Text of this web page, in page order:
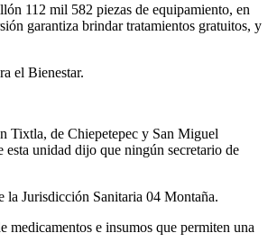
112 mil 582 piezas de equipamiento, en
garantiza brindar tratamientos gratuitos, y
el Bienestar.
Tixtla, de Chiepetepec y San Miguel
unidad dijo que ningún secretario de
Jurisdicción Sanitaria 04 Montaña.
medicamentos e insumos que permiten una